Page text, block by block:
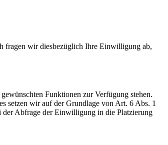
fragen wir diesbezüglich Ihre Einwilligung ab,
Funktionen zur Verfügung stehen.
setzen wir auf der Grundlage von Art. 6 Abs. 1
Abfrage der Einwilligung in die Platzierung